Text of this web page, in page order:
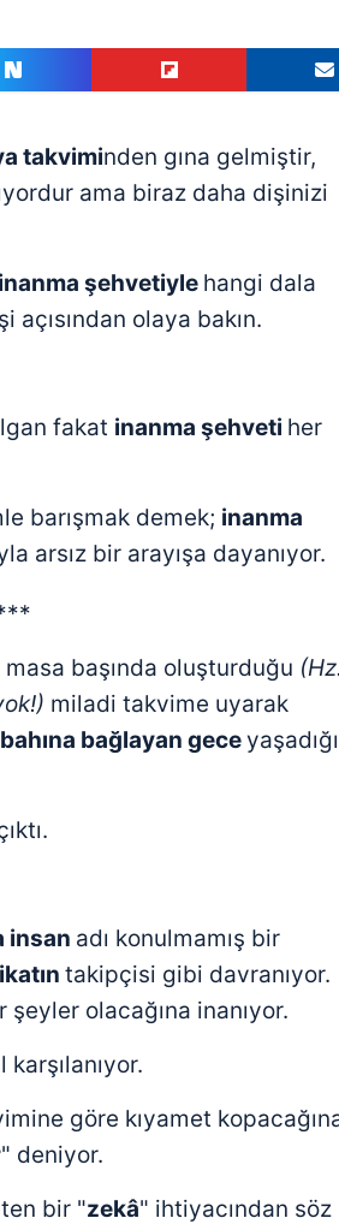
takviminden gına gelmiştir,
ama biraz daha dişinizi
inanma şehvetiyle hangi dala
açısından olaya bakın.
fakat inanma şehveti her
barışmak demek; inanma
arsız bir arayışa dayanıyor.
masa başında oluşturduğu (Hz.
miladi takvime uyarak
bağlayan geceyaşadığı
insan adı konulmamış bir
takipçisi gibi davranıyor.
şeyler olacağına inanıyor.
göre kıyamet
" deniyor.
bir "zekâ" ihtiyacından söz